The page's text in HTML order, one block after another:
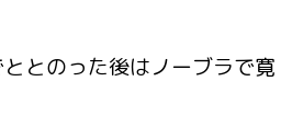
とのった後はノーブラで寛